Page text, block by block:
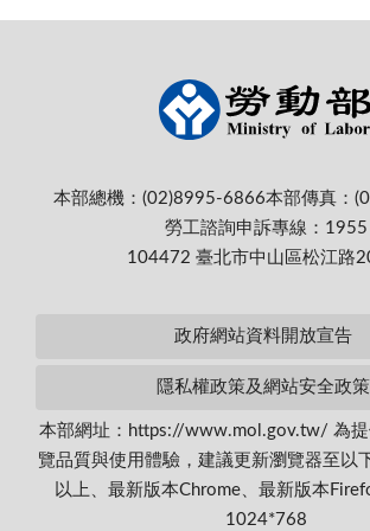
本部總機：(02)8995-6866本部傳真：
勞工諮詢申訴專線：1955
104472 臺北市中山區松江路
政府網站資料開放宣告
隱私權政策及網站安全政策
本部網址：https://www.mol.gov.tw/ 為提
覽品質與使用體驗，建議更新瀏覽器至以
以上、最新版本Chrome、最新版本
1024*768